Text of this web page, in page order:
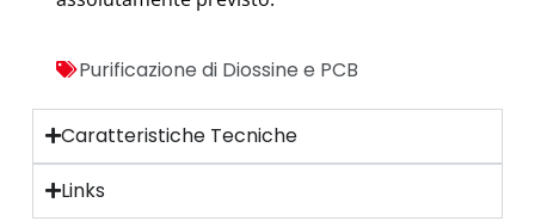
Purificazione di Diossine e PCB
Caratteristiche Tecniche
Links